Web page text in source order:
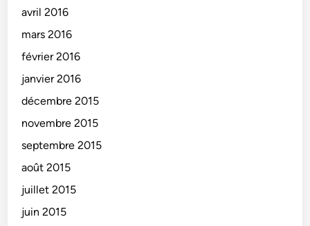
avril 2016
mars 2016
février 2016
janvier 2016
décembre 2015
novembre 2015
septembre 2015
août 2015
juillet 2015
juin 2015